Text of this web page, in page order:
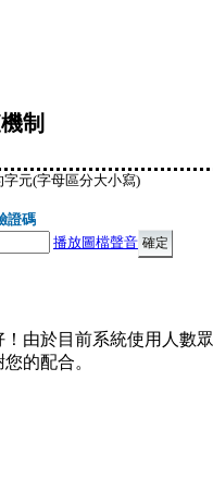
制
元(字母區分大小寫)
證碼
播放圖檔聲音
由於目前系統使用人數
的配合。